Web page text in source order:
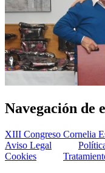
Navegación de
XIII Congreso Cornelia
Aviso Legal
Cookies